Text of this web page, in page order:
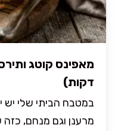
דקות)
במטבח הביתי שלי יש
מרענן וגם מנחם,